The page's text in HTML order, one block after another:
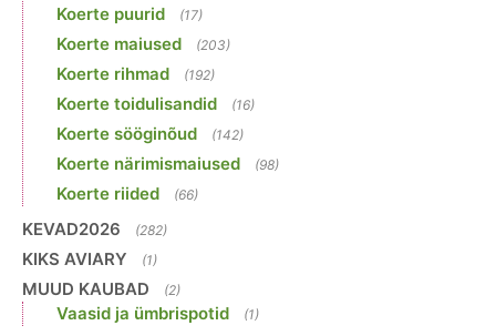
Koerte puurid (17)
Koerte maiused (203)
Koerte rihmad (192)
Koerte toidulisandid (16)
Koerte sööginõud (142)
Koerte närimismaiused (98)
Koerte riided (66)
KEVAD2026 (282)
KIKS AVIARY (1)
MUUD KAUBAD (2)
Vaasid ja ümbrispotid (1)